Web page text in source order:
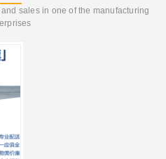
sales in one of the manufacturing